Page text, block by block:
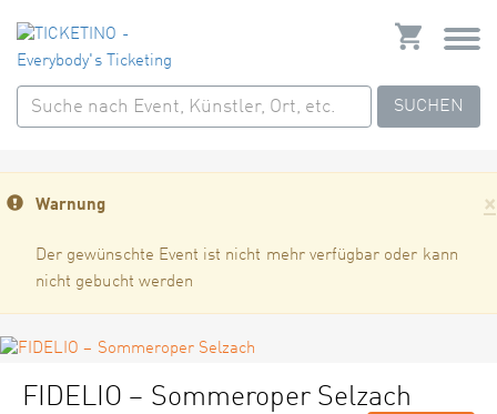
SUCHEN
×
Warnung
Der gewünschte Event ist nicht mehr verfügbar oder kann
nicht gebucht werden
FIDELIO – Sommeroper Selzach